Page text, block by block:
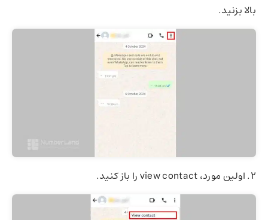
بالا بزنید.
۲. اولین مورد، view contact را باز کنید.